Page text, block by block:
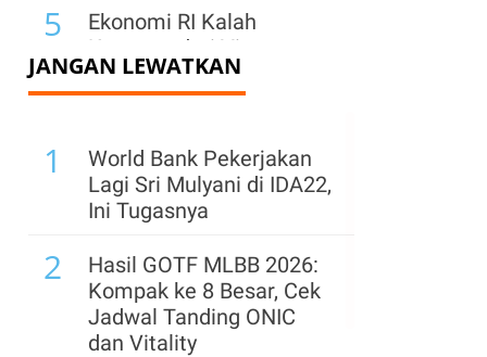
5
Ekonomi RI Kalah
Kencang dari Vietnam
hingga Singapura, Apa
Penyebabnya?
6
Ekonom Ini Menduga
Konsumsi Rumah
Tangga Ditopang Belanja
Orang Kaya
7
Kepala BGN Klarifikasi
Isu Bakal Buka 13.000
Dapur MBG
JANGAN LEWATKAN
1
World Bank Pekerjakan
Lagi Sri Mulyani di IDA22,
Ini Tugasnya
2
Hasil GOTF MLBB 2026:
Kompak ke 8 Besar, Cek
Jadwal Tanding ONIC
dan Vitality